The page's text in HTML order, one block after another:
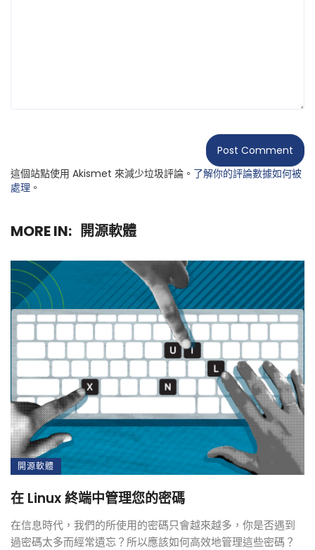
這個站點使用 Akismet 來減少垃圾評論。 了解你的評論數據如何被
處理 。
MORE IN: 開源軟體
開源軟體
在 Linux 終端中管理您的密碼
在信息時代，我們的所使用的密碼只會越來越多，你是否遇到
過密碼太多而經常遺忘？所以應該如何高效地管理這些密碼？